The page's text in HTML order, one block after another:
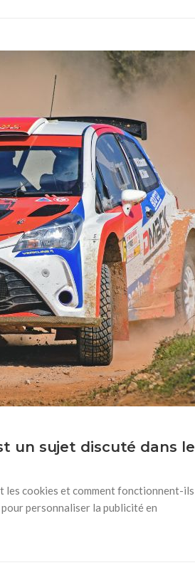
un sujet discuté dans
cookies et comment fonctionnent-ils
personnaliser la publicité en